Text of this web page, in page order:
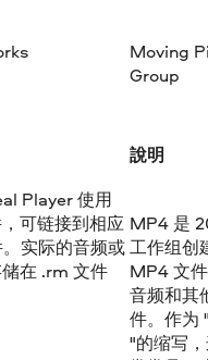
Player 使用
可链接到相应
实际的音频或
在 .rm 文件
Moving
Group
說明
MP4 是
工作组创
MP4 文
音频和其
件。作为
"的缩写